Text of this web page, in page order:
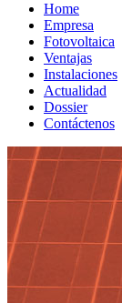
Home
Empresa
Fotovoltaica
Ventajas
Instalaciones
Actualidad
Dossier
Contáctenos